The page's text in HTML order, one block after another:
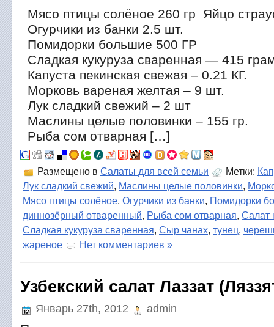
Мясо птицы солёное 260 гр Яйцо
Огурчики из банки 2.5 шт.
Помидорки большие 500 ГР
Сладкая кукуруза сваренная — 415
Капуста пекинская свежая – 0.21 КГ.
Морковь вареная желтая – 9 шт.
Лук сладкий свежий – 2 шт
Маслины целые половинки – 155 гр.
Рыба сом отварная […]
Размещено в Салаты для всей семьи Метки:
Лук сладкий свежий, Маслины целые половинки,
Мясо птицы солёное, Огурчики из банки, Помидорки
диннозёрный отваренный, Рыба сом отварная, Салат
Сладкая кукуруза сваренная, Сыр чанах, тунец,
жареное
Нет комментариев »
Узбекский салат Лаззат
Январь 27th, 2012 admin